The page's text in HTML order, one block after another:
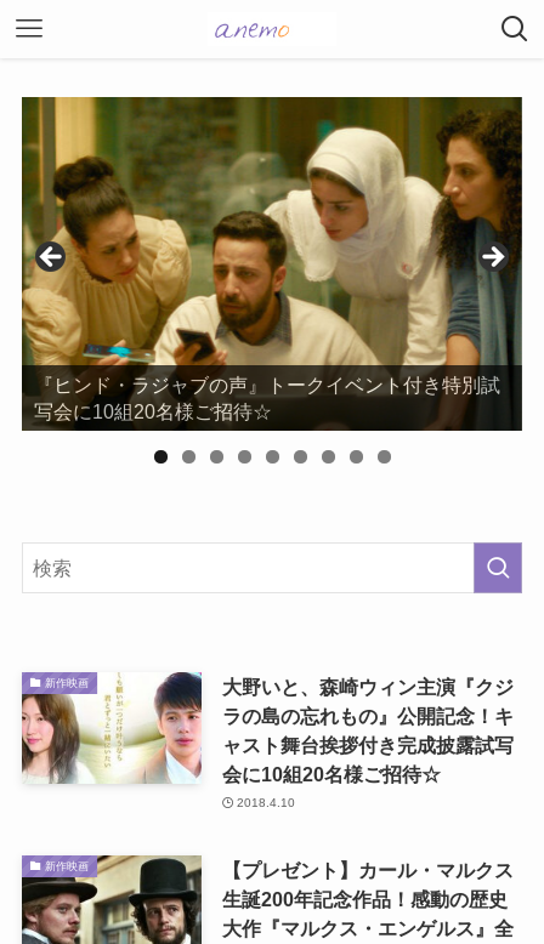
『ヒンド・ラジャブの声』トークイベント付き特別試
写会に10組20名様ご招待☆
新作映画
大野いと、森崎ウィン主演『クジ
ラの島の忘れもの』公開記念！キ
ャスト舞台挨拶付き完成披露試写
会に10組20名様ご招待☆
2018.4.10
新作映画
【プレゼント】カール・マルクス
生誕200年記念作品！感動の歴史
大作『マルクス・エンゲルス』全